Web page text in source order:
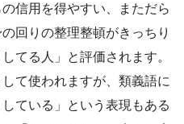
信用を得やすい、まただら
回りの整理整頓がきっちり
てる人」と評価されます。
て使われますが、類義語に
ている」という表現もある